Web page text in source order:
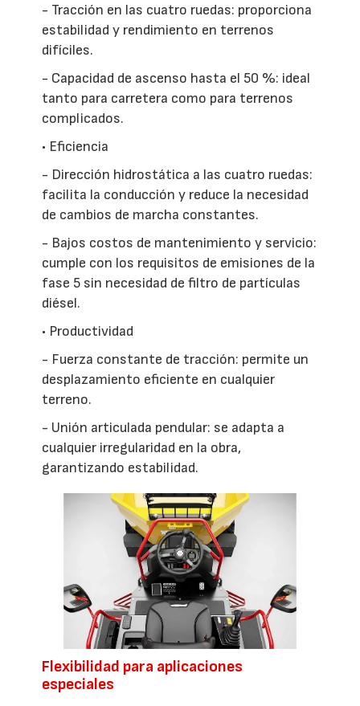
- Tracción en las cuatro ruedas: proporciona
estabilidad y rendimiento en terrenos
difíciles.
- Capacidad de ascenso hasta el 50 %: ideal
tanto para carretera como para terrenos
complicados.
• Eficiencia
- Dirección hidrostática a las cuatro ruedas:
facilita la conducción y reduce la necesidad
de cambios de marcha constantes.
- Bajos costos de mantenimiento y servicio:
cumple con los requisitos de emisiones de la
fase 5 sin necesidad de filtro de partículas
diésel.
• Productividad
- Fuerza constante de tracción: permite un
desplazamiento eficiente en cualquier
terreno.
- Unión articulada pendular: se adapta a
cualquier irregularidad en la obra,
garantizando estabilidad.
Flexibilidad para aplicaciones
especiales